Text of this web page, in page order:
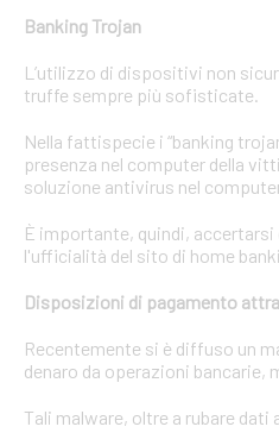
Banking Trojan
L’utilizzo di dispositivi non
truffe sempre più sofisticate.
Nella fattispecie i “banking
presenza nel computer della
soluzione antivirus nel
È importante, quindi,
l'ufficialità del sito di home
Disposizioni di pagamento
Recentemente si è diffuso un
denaro da operazioni bancarie,
Tali malware, oltre a rubare